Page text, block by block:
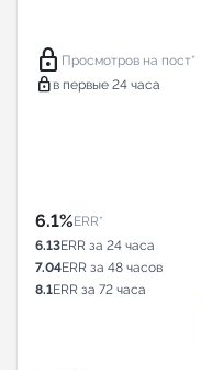
lock Просмотров на пост*
lock в первые 24 часа
6.1%ERR*
6.13ERR за 24 часа
7.04ERR за 48 часов
8.1ERR за 72 часа